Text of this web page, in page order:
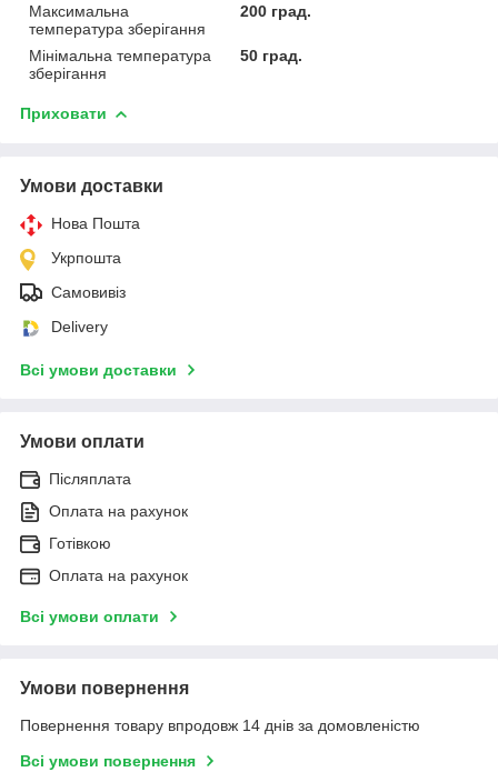
Максимальна
температура зберігання
200 град.
Мінімальна температура
зберігання
50 град.
Приховати
Умови доставки
Нова Пошта
Укрпошта
Самовивіз
Delivery
Всі умови доставки
Умови оплати
Післяплата
Оплата на рахунок
Готівкою
Оплата на рахунок
Всі умови оплати
Умови повернення
Повернення товару впродовж 14 днів за домовленістю
Всі умови повернення